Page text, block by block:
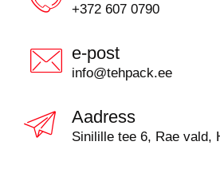
+372 607 0790
e-post
info@tehpack.ee
Aadress
Sinilille tee 6, Rae vald,